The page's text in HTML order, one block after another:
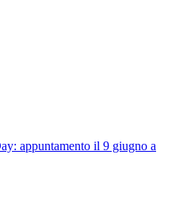
appuntamento il 9 giugno a